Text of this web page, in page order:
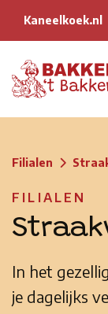
Kaneelkoek.nl
Filialen
FILIALEN
In het
je dagelijks